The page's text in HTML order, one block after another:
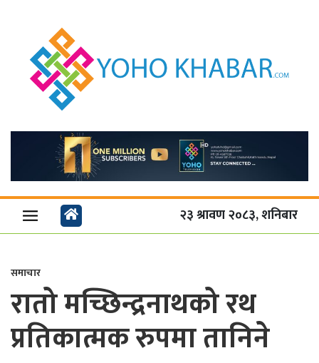
२३ श्रावण २०८३, शनिबार
समाचार
रातो मच्छिन्द्रनाथको रथ
प्रतिकात्मक रुपमा तानिने